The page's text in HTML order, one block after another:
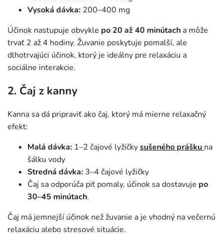
Vysoká dávka: 200–400 mg
Účinok nastupuje obvykle po 20 až 40 minútach a môže
trvať 2 až 4 hodiny. Žuvanie poskytuje pomalší, ale
dlhotrvajúci účinok, ktorý je ideálny pre relaxáciu a
sociálne interakcie.
2. Čaj z kanny
Kanna sa dá pripraviť ako čaj, ktorý má mierne relaxačný
efekt:
Malá dávka: 1–2 čajové lyžičkysušeného prášku na
šálku vody
Stredná dávka: 3–4 čajové lyžičky
Čaj sa odporúča piť pomaly, účinok sa dostavuje po
30–45 minútach.
Čaj má jemnejší účinok než žuvanie a je vhodný na večernú
relaxáciu alebo stresové situácie.